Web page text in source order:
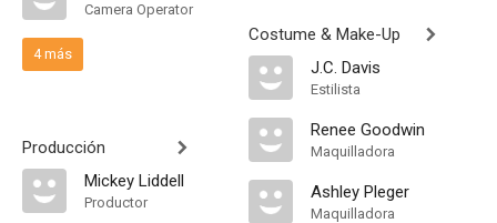
Camera Operator
4 más
Producción
Mickey Liddell
Productor
Costume & Make-Up
J.C. Davis
Estilista
Renee Goodwin
Maquilladora
Ashley Pleger
Maquilladora